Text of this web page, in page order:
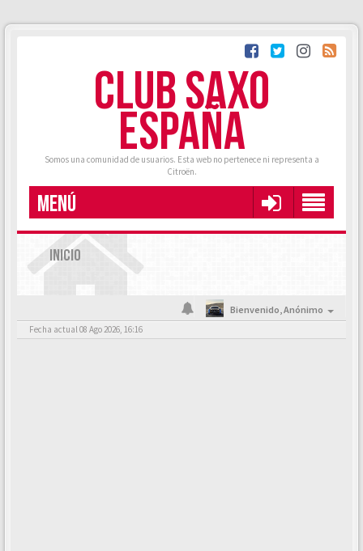
CLUB SAXO
ESPAÑA
Somos una comunidad de usuarios. Esta web no pertenece ni representa a
Citroën.
MENÚ
INICIO
Bienvenido,Anónimo
Fecha actual 08 Ago 2026, 16:16